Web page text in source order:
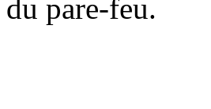
du pare-feu.